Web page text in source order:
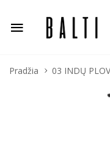
Pradžia 03 INDŲ